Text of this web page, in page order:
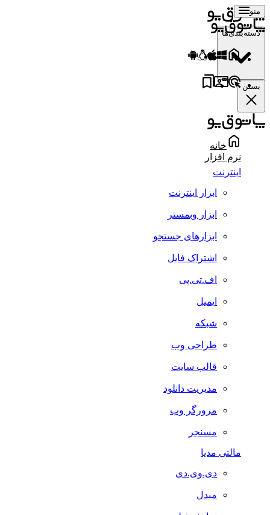
منو
دسته‌بندی‌ها
بستن
خانه
نرم افزار
اینترنت
ابزار اینترنت
ابزار وبمستر
ابزارهای جستجو
اشتراک فایل
اف.تی.پی
ایمیل
شبکه
طراحی وب
قالب سایت
مدیریت دانلود
مرورگر وب
مسنجر
مالتی مدیا
دی.وی.دی
مبدل